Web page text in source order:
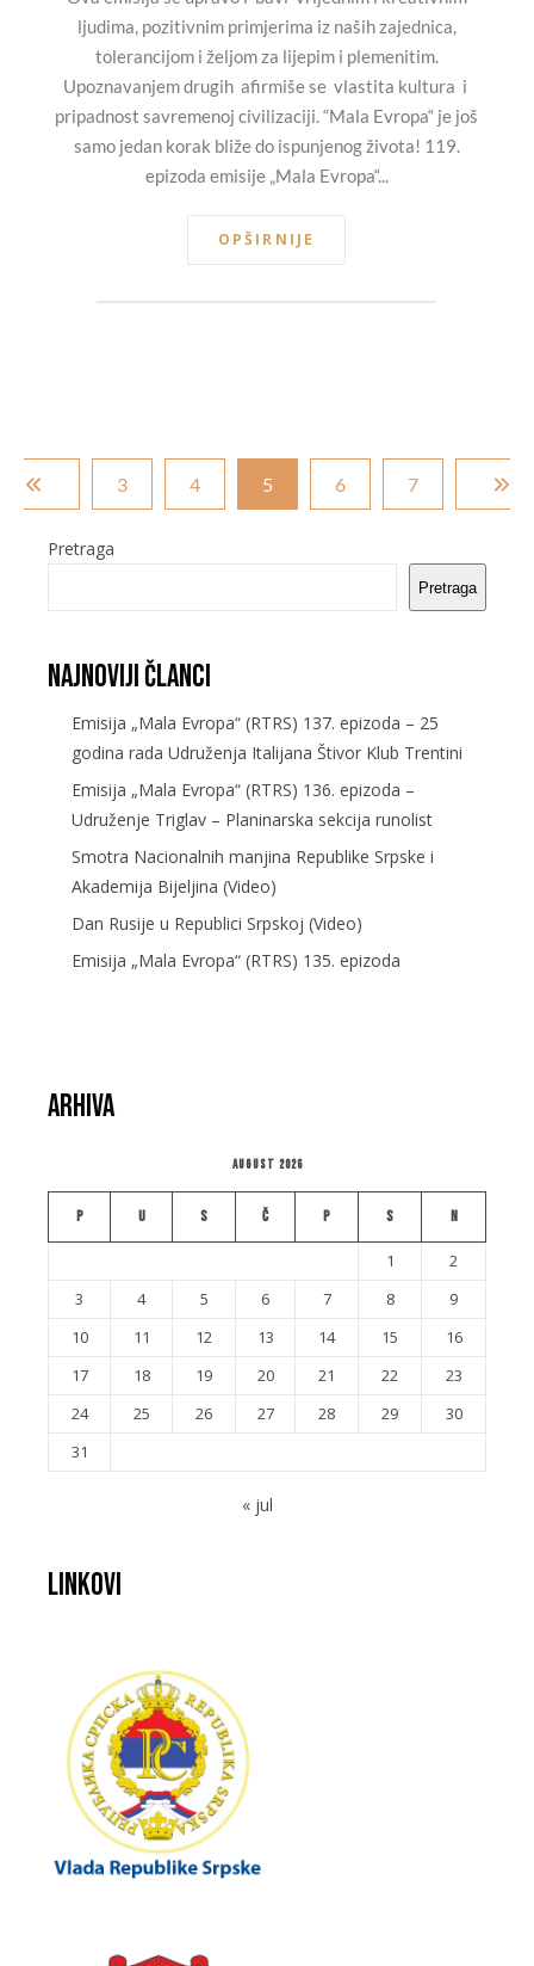
ljudima, pozitivnim primjerima iz naših zajednica,
tolerancijom i željom za lijepim i plemenitim.
Upoznavanjem drugih afirmiše se vlastita kultura i
pripadnost savremenoj civilizaciji. “Mala Evropa“ je još
samo jedan korak bliže do ispunjenog života! 119.
epizoda emisije „Mala Evropa“...
OPŠIRNIJE
3 4 5 6 7
Pretraga
Pretraga
Najnoviji članci
Emisija „Mala Evropa“ (RTRS) 137. epizoda – 25
godina rada Udruženja Italijana Štivor Klub Trentini
Emisija „Mala Evropa“ (RTRS) 136. epizoda –
Udruženje Triglav – Planinarska sekcija runolist
Smotra Nacionalnih manjina Republike Srpske i
Akademija Bijeljina (Video)
Dan Rusije u Republici Srpskoj (Video)
Emisija „Mala Evropa“ (RTRS) 135. epizoda
Arhiva
August 2026
P U S Č P S N
1
2
3
4 5 6 7 8
9
10
11 12 13 14 15
16
17
18 19 20 21 22
23
24
25 26 27 28 29
30
31
« jul
Linkovi